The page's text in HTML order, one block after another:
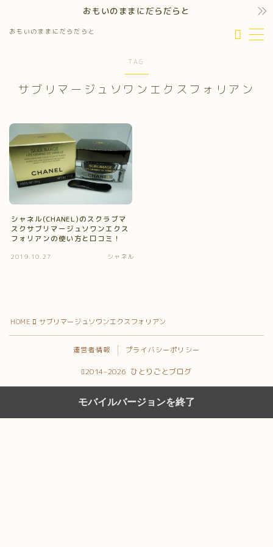
おもいのままにだらだらと
おもいのままにだらだらと
TAG
サブリマージュソワンエクスフォリアン
シャネル(CHANEL)のスクラブマ
スクサブリマージュソワンエクス
フォリアンの使い方と口コミ！
2019.10.27 シャネル
HOME サブリマージュソワンエクスフォリアン
運営者情報 プライバシーポリシー
2014–2026 ひとりごとブログ
モバイルバージョンを終了